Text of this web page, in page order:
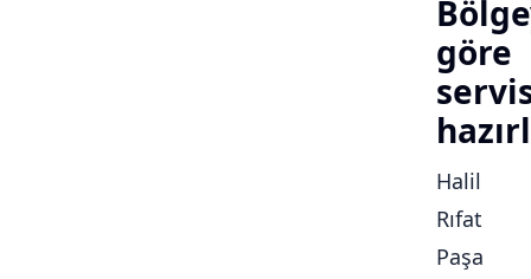
göre
Halil
Rıfat
Paşa